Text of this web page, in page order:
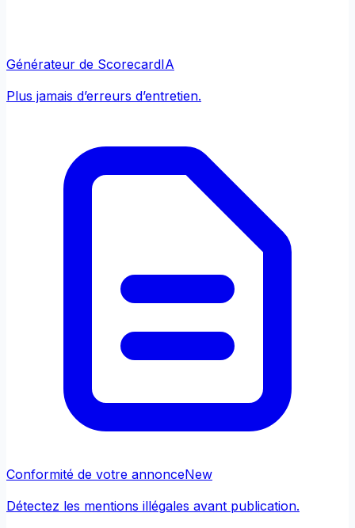
Générateur de ScorecardIA
Plus jamais d’erreurs d’entretien.
Conformité de votre annonceNew
Détectez les mentions illégales avant publication.